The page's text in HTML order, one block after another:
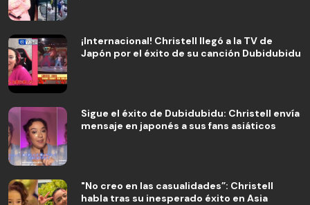
¡Internacional! Christell llegó a la TV de
Japón por el éxito de su canción Dubidubidu
Sigue el éxito de Dubidubidu: Christell envía
mensaje en japonés a sus fans asiáticos
"No creo en las casualidades”: Christell
habla tras su inesperado éxito en Asia